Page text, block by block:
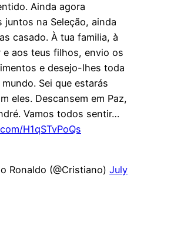
Ainda agora
juntos na Seleção, ainda
casado. À tua familia, à
e aos teus filhos, envio os
e desejo-lhes toda
Sei que estarás
eles. Descansem em Paz,
Vamos todos sentir…
H1qSTvPoQs
Ronaldo (@Cristiano) July